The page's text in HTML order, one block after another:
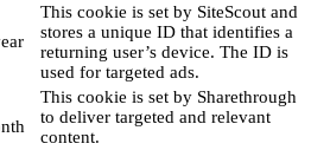
This cookie is set by SiteScout and
stores a unique ID that identifies a
returning user’s device. The ID is
used for targeted ads.
This cookie is set by Sharethrough
to deliver targeted and relevant
content.